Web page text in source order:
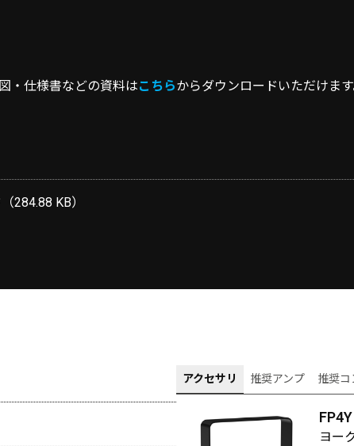
・仕様書などの資料はこちらからダウンロードいただけま
284.88 KB）
アクセサリ 推奨アンプ 推奨コ
FP4Y
ヨー